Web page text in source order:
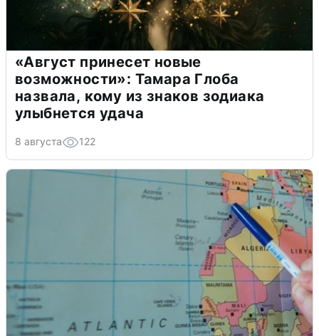
«Август принесет новые
возможности»: Тамара Глоба
назвала, кому из знаков зодиака
улыбнется удача
8 августа 122